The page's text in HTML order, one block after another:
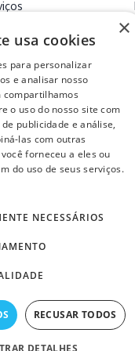
×
usa cookies
para personalizar
e analisar nosso
compartilhamos
o uso do nosso site com
publicidade e análise,
las com outras
forneceu a eles ou
do uso de seus serviços.
NECESSÁRIOS
RECUSAR TODOS
DETALHES